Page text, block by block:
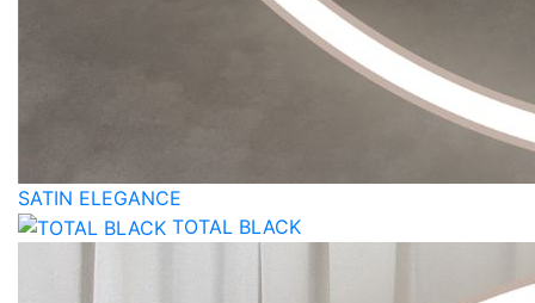
SATIN ELEGANCE
TOTAL BLACK